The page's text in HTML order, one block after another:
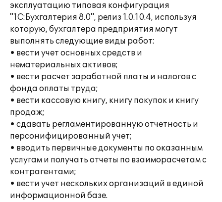
эксплуатацию типовая конфигурация
"1C:Бухгалтерия 8.0", релиз 1.0.10.4, используя
которую, бухгалтера предприятия могут
выполнять следующие виды работ:
• вести учет основных средств и
нематериальных активов;
• вести расчет заработной платы и налогов с
фонда оплаты труда;
• вести кассовую книгу, книгу покупок и книгу
продаж;
• сдавать регламентированную отчетность и
персонифицированный учет;
• вводить первичные документы по оказанным
услугам и получать отчеты по взаиморасчетам с
контрагентами;
• вести учет нескольких организаций в единой
информационной базе.